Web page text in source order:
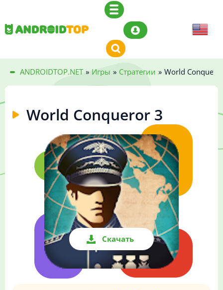
ANDROIDTOP.NET » Игры » Стратегии » World
World Conqueror 3
Скачать